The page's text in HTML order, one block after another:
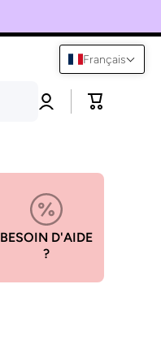
ConnexionPanier
BESOIN D'AIDE
?
Français